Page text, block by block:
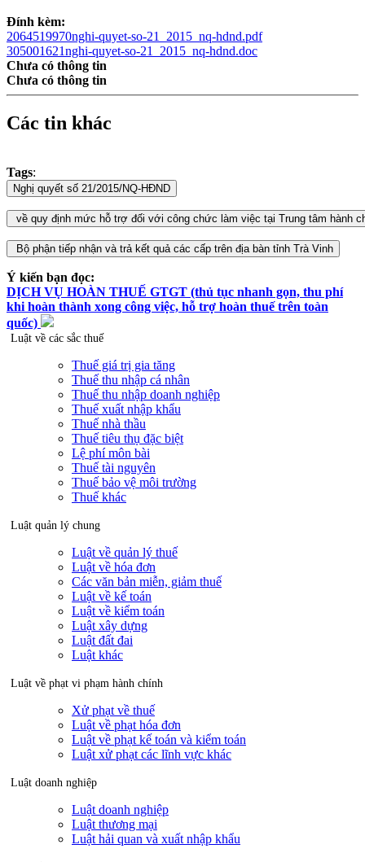
Đính kèm:
2064519970nghi-quyet-so-21_2015_nq-hdnd.pdf
305001621nghi-quyet-so-21_2015_nq-hdnd.doc
Chưa có thông tin
Chưa có thông tin
Các tin khác
Tags:
Ý kiến bạn đọc:
DỊCH VỤ HOÀN THUẾ GTGT (thủ tục nhanh gọn, thu phí
khi hoàn thành xong công việc, hỗ trợ hoàn thuế trên toàn
quốc)
Luật về các sắc thuế
Thuế giá trị gia tăng
Thuế thu nhập cá nhân
Thuế thu nhập doanh nghiệp
Thuế xuất nhập khẩu
Thuế nhà thầu
Thuế tiêu thụ đặc biệt
Lệ phí môn bài
Thuế tài nguyên
Thuế bảo vệ môi trường
Thuế khác
Luật quản lý chung
Luật về quản lý thuế
Luật về hóa đơn
Các văn bản miễn, giảm thuế
Luật về kế toán
Luật về kiểm toán
Luật xây dựng
Luật đất đai
Luật khác
Luật về phạt vi phạm hành chính
Xử phạt về thuế
Luật về phạt hóa đơn
Luật về phạt kế toán và kiểm toán
Luật xử phạt các lĩnh vực khác
Luật doanh nghiệp
Luật doanh nghiệp
Luật thương mại
Luật hải quan và xuất nhập khẩu